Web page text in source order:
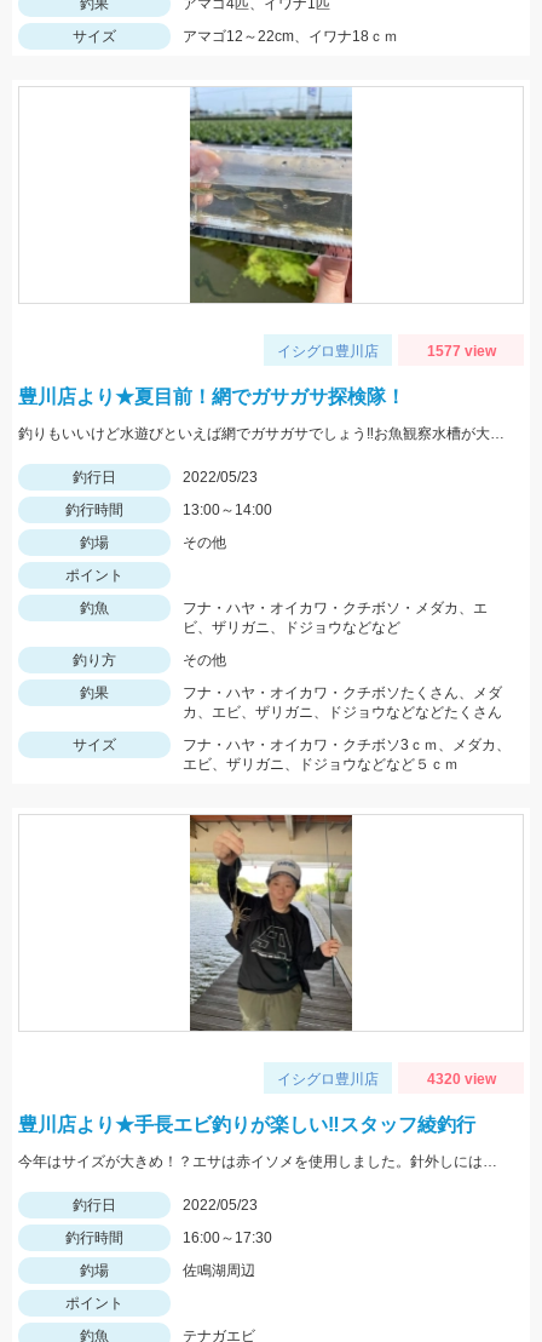
釣果
アマゴ4匹、イワナ1匹
サイズ
アマゴ12～22cm、イワナ18ｃｍ
イシグロ豊川店 1577 view
豊川店より★夏目前！網でガサガサ探検隊！
釣りもいいけど水遊びといえば網でガサガサでしょう‼お魚観察水槽が大活躍♪
釣行日
2022/05/23
釣行時間
13:00～14:00
釣場
その他
ポイント
釣魚
フナ・ハヤ・オイカワ・クチボソ・メダカ、エ
ビ、ザリガニ、ドジョウなどなど
釣り方
その他
釣果
フナ・ハヤ・オイカワ・クチボソたくさん、メダ
カ、エビ、ザリガニ、ドジョウなどなどたくさん
サイズ
フナ・ハヤ・オイカワ・クチボソ3ｃｍ、メダカ、
エビ、ザリガニ、ドジョウなどなど５ｃｍ
イシグロ豊川店 4320 view
豊川店より★手長エビ釣りが楽しい‼スタッフ綾釣行
今年はサイズが大きめ！？エサは赤イソメを使用しました。針外しにはフォーセップがあると鋏まれずにすみますよ！
釣行日
2022/05/23
釣行時間
16:00～17:30
釣場
佐鳴湖周辺
ポイント
釣魚
テナガエビ